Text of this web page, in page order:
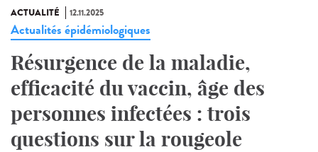
ACTUALITÉ 12.11.2025
Actualités épidémiologiques
Résurgence de la maladie,
efficacité du vaccin, âge des
personnes infectées : trois
questions sur la rougeole